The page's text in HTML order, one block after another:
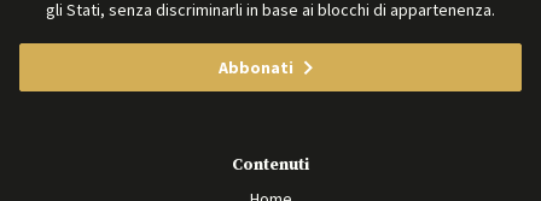
gli Stati, senza discriminarli in base ai blocchi di appartenenza.
Abbonati
Contenuti